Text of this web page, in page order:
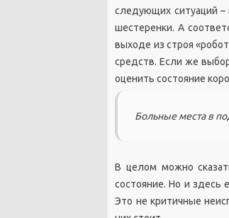
следующих ситуаций –
шестеренки. А
выходе из строя
средств. Если же
оценить состояние
Больные места в
В целом можно
состояние. Но и здесь
Это не критичные